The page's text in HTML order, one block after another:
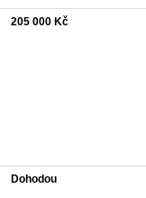
205 000 Kč
Dohodou